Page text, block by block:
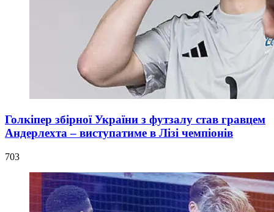
Голкіпер збірної України з футзалу став гравцем
Андерлехта – виступатиме в Лізі чемпіонів
703